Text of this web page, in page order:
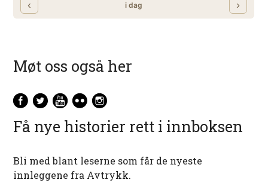
Møt oss også her
Få nye historier rett i innboksen
Bli med blant leserne som får de nyeste
innleggene fra Avtrykk.